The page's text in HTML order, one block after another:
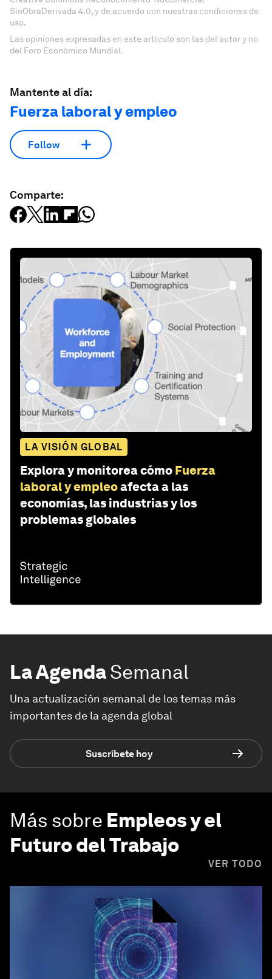
SinObraDerivada 4.0, y de acuerdo con nuestras condiciones de
uso.
Las opiniones expresadas en este artículo son las del autor y no
del Foro Económico Mundial.
Mantente al día:
Fuerza laboral y empleo
Follow
Comparte:
LA VISIÓN GLOBAL
Explora y monitorea cómo Fuerza
laboral y empleoafecta a las
economías, las industrias y los
problemas globales
La AgendaSemanal
Una actualización semanal de los temas más
importantes de la agenda global
Suscríbete hoy
Más sobre Empleos y el
Futuro del Trabajo
VER TODO